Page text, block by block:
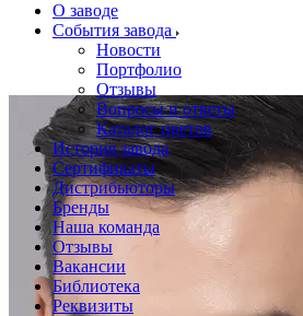
О заводе
События завода
Новости
Портфолио
Отзывы
Вопросы и ответы
Каталог цветов
История завода
Сертификаты
Дистрибьюторы
Бренды
Наша команда
Отзывы
Вакансии
Библиотека
Реквизиты